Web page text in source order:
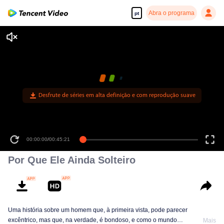
pt Abra o programa
Desfrute de séries em alta definição e com reprodução suave
00:00:00/00:45:21
Por Que Ele Ainda Solteiro
Uma história sobre um homem que, à primeira vista, pode parecer
excêntrico, mas que, na verdade, é bondoso, e como o mundo
Mais